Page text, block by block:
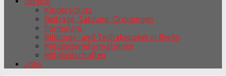
Kinderschutz
Beiträge, Satzung, Ordnungen
Formulare
Bildungs- und Teilhabepaket in Berlin
Mitgliederinformationen
Mitgliedschaften
Jobs